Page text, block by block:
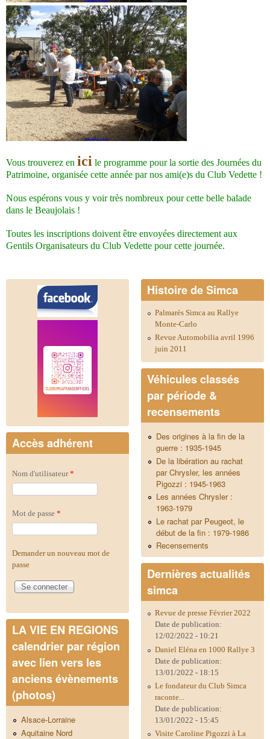
Vous trouverez en ici le programme pour la sortie des Journées du
Patrimoine, organisée cette année par nos ami(e)s du Club Vedette !
Nous espérons vous y voir très nombreux pour cette belle balade
dans le Beaujolais !
Toutes les inscriptions doivent être envoyées directement aux
Gentils Organisateurs du Club Vedette pour cette journée.
Accès adhérent
Nom d'utilisateur*
Mot de passe *
Demander un nouveau mot de
passe
LA VIE EN REGIONS
calendrier par région
avec lien vers les
anciens évènements
(photos)
Alsace-Lorraine
Aquitaine Nord
Histoire de Simca
Palmarès Simca au Rallye
Monte-Carlo
Revue Automobilia avril 1996
juin 2011
Véhicules classés
par période &
recensements
Des origines à la fin de la
guerre : 1935-1945
De la libération au rachat
par Chrysler, les années
Pigozzi : 1945-1963
Les années Chrysler :
1963-1979
Le rachat par Peugeot, le
début de la fin : 1979-1986
Recensements
Dernières actualités
simca
Revue de presse Février 2022
Date de publication:
12/02/2022 - 10:21
Daniel Eléna en 1000 Rallye 3
Date de publication:
13/01/2022 - 18:15
Le fondateur du Club Simca
raconte...
Date de publication:
13/01/2022 - 15:45
Visite Caroline Pigozzi à La